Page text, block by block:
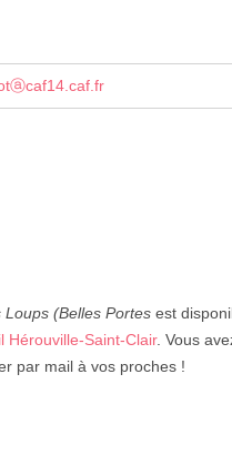
Loups (Belles Portes est
Hérouville-Saint-Clair. Vous
par mail à vos proches !